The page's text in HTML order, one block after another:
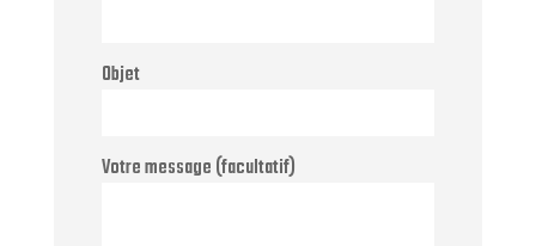
Objet
Votre message (facultatif)